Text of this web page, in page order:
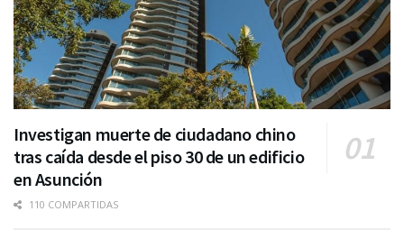
Investigan muerte de ciudadano chino
tras caída desde el piso 30 de un edificio
en Asunción
110 COMPARTIDAS